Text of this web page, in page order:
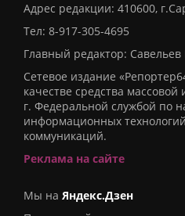
Адрес редакции: 410600,
Тел: 8-917-305-4695
Главный редактор:
Сетевое издание
качестве средства
г. Федеральной службой по
информационных
коммуникаций.
Реклама на сайте
Мы на Яндекс.Дзен